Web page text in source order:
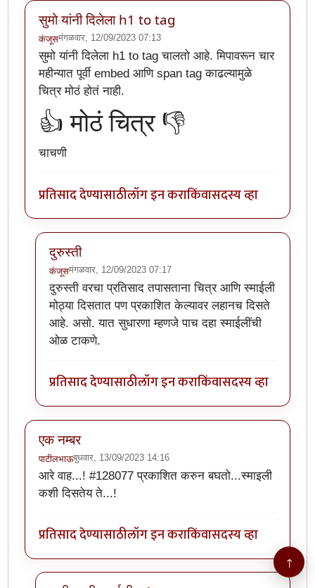
सुमो यांनी दिलेला h1 to tag
कंजूसमंगळवार, 12/09/2023 07:13
सुमो यांनी दिलेला h1 to tag चालतो आहे. मिपावरून चार
महीन्यात पूर्वी embed आणि span tag काढल्यामुळे
चित्र मोठं होतं नाही.
👍 मोठं चित्र 👎
चाचणी
प्रतिसाद देण्यासाठीलॉग इन कराकिंवासदस्य व्हा
दुरुस्ती
कंजूसमंगळवार, 12/09/2023 07:17
In reply to सुमो यांनी दिलेला h1 to tagbyकंजूस
दुरुस्ती वरचा प्रतिसाद तपासताना चित्र आणि स्माईली
मोठ्या दिसतात पण प्रकाशित केल्यावर लहानच दिसते
आहे. असो. यात सुधारणा म्हणजे पाच दहा स्माईलींची
ओळ टाकणे.
प्रतिसाद देण्यासाठीलॉग इन कराकिंवासदस्य व्हा
एक नम्बर
पाटीलभाऊबुधवार, 13/09/2023 14:16
आरे वाह...! #128077 प्रकाशित करुन बघतो...स्माइली
कशी दिसतेय ते...!
प्रतिसाद देण्यासाठीलॉग इन कराकिंवासदस्य व्हा
↑